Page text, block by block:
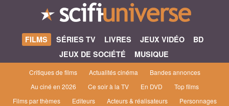
FILMS SÉRIES TV LIVRES JEUX VIDÉO
BD
JEUX DE SOCIÉTÉ
MUSIQUE
Critiques de films Actualités cinéma
Bandes annonces
Au ciné en 2026
Ce soir à la TV En DVD
Top films
Films par thèmes
Editeurs Acteurs & réalisateurs
Personnages